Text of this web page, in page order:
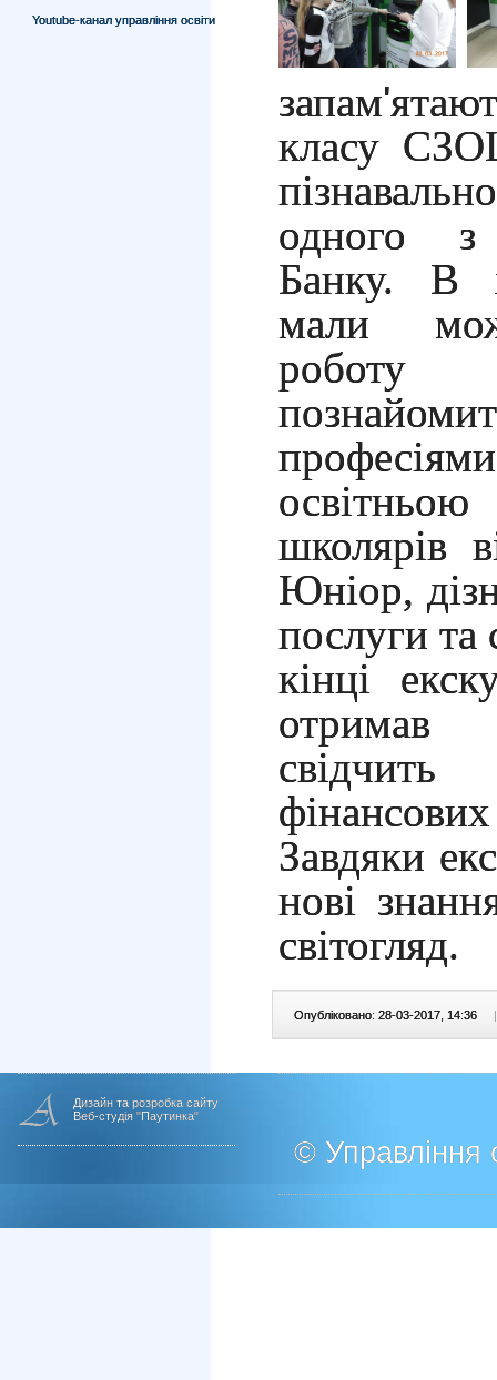
Youtube-канал управління освіти
запам'
класу
одного з
Банку. В
мали
школярів
Юніор,
послуги та
кінці
отримав
Завдяки
нові
світогляд.
Опубліковано: 28-03-2017, 14:36 |
Дизайн та розробка сайту
Веб-студія "Паутинка"
© Управління